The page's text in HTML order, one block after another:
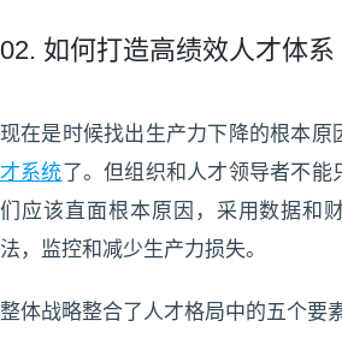
02. 如何打造高绩效人才体系
现在是时候找出生产力下降的根本原
才系统了。但组织和人才领导者不能
们应该直面根本原因，采用数据和
法，监控和减少生产力损失。
整体战略整合了人才格局中的五个要